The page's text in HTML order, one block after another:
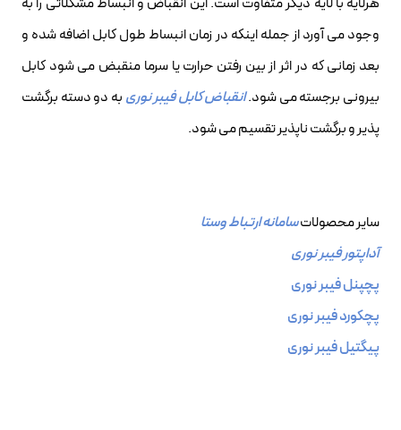
وجود می آورد از جمله اینکه در زمان انبساط طول کابل اضافه شده و
بعد زمانی که در اثر از بین رفتن حرارت یا سرما منقبض می شود کابل
بیرونی برجسته می شود.انقباض کابل فیبر نوری به دو دسته برگشت
پذیر و برگشت ناپذیر تقسیم می شود.
سایر محصولاتسامانه ارتباط وستا
آداپتور فیبر نوری
پچپنل فیبر نوری
پچکورد فیبر نوری
پیگتیل فیبر نوری